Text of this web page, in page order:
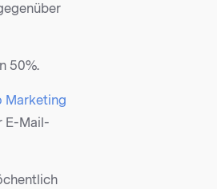
50%.
Marketing
E-Mail-